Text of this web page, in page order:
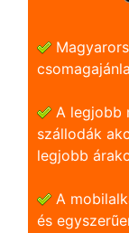
A legjobb
szállodák
legjobb
A
és